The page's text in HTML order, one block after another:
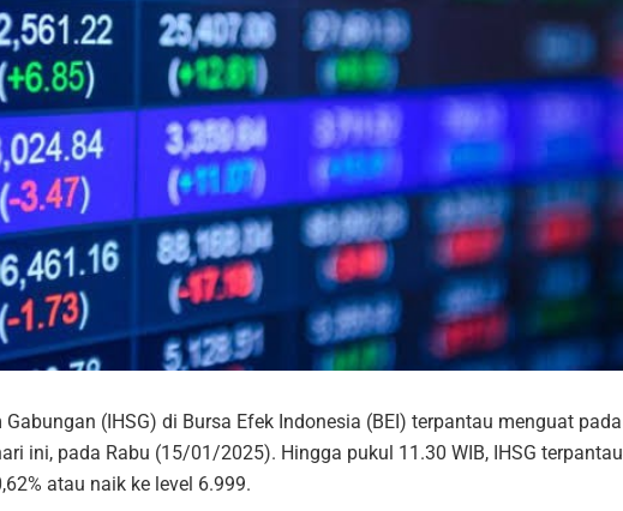
(IHSG) di Bursa Efek Indonesia (BEI) terpantau menguat pada
ini, pada Rabu (15/01/2025). Hingga pukul 11.30 WIB, IHSG terpantau
atau naik ke level 6.999.